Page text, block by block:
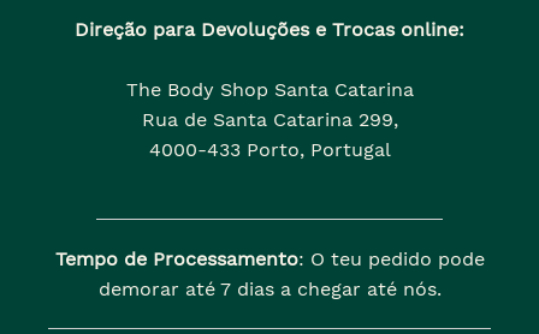
Direção para Devoluções e Trocas online:
The Body Shop Santa Catarina
Rua de Santa Catarina 299,
4000-433 Porto, Portugal
Tempo de Processamento: O teu pedido pode
demorar até 7 dias a chegar até nós.